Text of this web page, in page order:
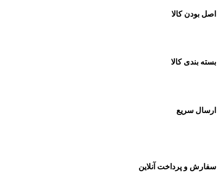
اصل بودن کالا
بسته بندی کالا
ارسال سریع
سفارش و پرداخت آنلاین